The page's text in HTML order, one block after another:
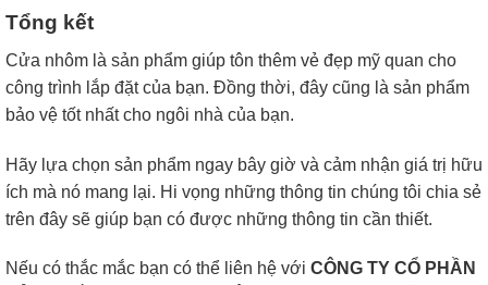
Tổng kết
Cửa nhôm là sản phẩm giúp tôn thêm vẻ đẹp mỹ quan cho
công trình lắp đặt của bạn. Đồng thời, đây cũng là sản phẩm
bảo vệ tốt nhất cho ngôi nhà của bạn.
Hãy lựa chọn sản phẩm ngay bây giờ và cảm nhận giá trị hữu
ích mà nó mang lại. Hi vọng những thông tin chúng tôi chia sẻ
trên đây sẽ giúp bạn có được những thông tin cần thiết.
Nếu có thắc mắc bạn có thể liên hệ với CÔNG TY CỔ PHẦN